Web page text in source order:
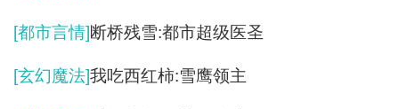
[都市言情]断桥残雪:都市超级医圣
[玄幻魔法]我吃西红柿:雪鹰领主